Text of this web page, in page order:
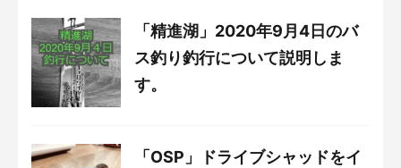
「精進湖」2020年9月4日のバ
ス釣り釣行について説明しま
す。
「OSP」ドライブシャッドをイ